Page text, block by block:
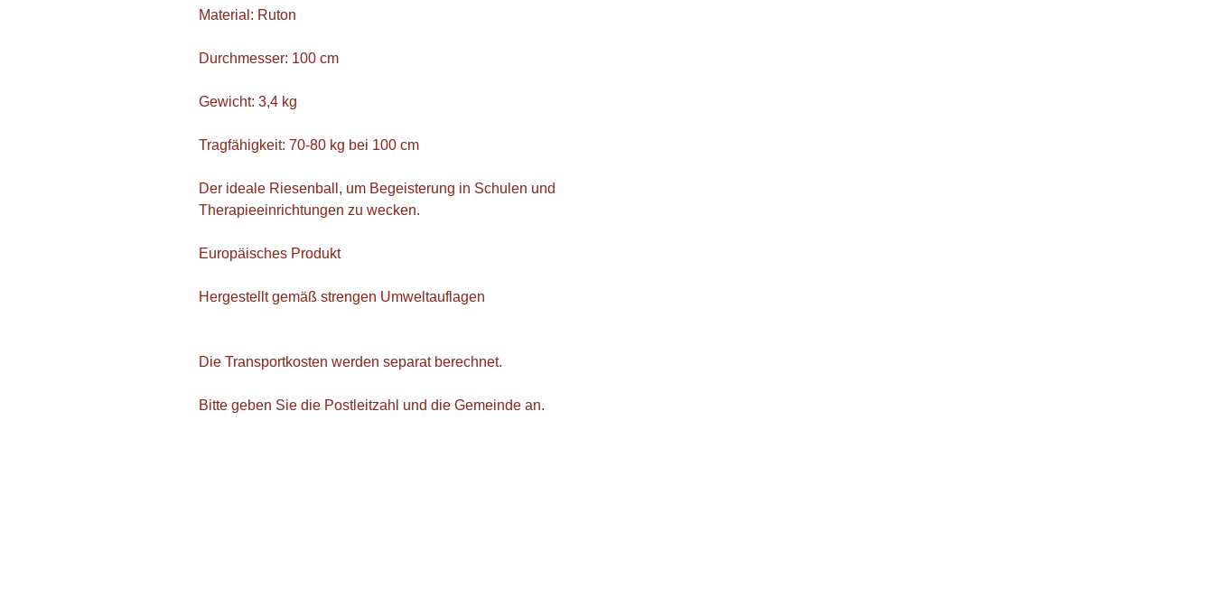
Material: Ruton
Durchmesser: 100 cm
Gewicht: 3,4 kg
Tragfähigkeit: 70-80 kg bei 100 cm
Der ideale Riesenball, um Begeisterung in Schulen und
Therapieeinrichtungen zu wecken.
Europäisches Produkt
Hergestellt gemäß strengen Umweltauflagen
Die Transportkosten werden separat berechnet.
Bitte geben Sie die Postleitzahl und die Gemeinde an.